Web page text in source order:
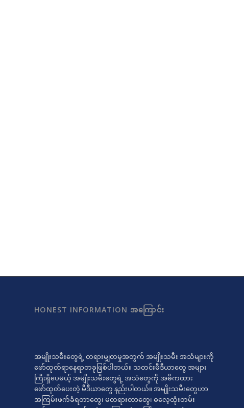
HONEST INFORMATION အကြောင်း
အမျိုးသမီးတွေရဲ့ တရားမျှတမှုအတွက် အမျိုးသမီး အသံများကို
ဖော်ထုတ်ရာနေရာတခုဖြစ်ပါတယ်။ သတင်းမီဒီယာတွေ အများ
ကြီးရှိပေမယ့် အမျိုးသမီးတွေရဲ့ အသံတွေကို အဓိကထား
ဖော်ထုတ်ပေးတဲ့ မီဒီယာတွေ နည်းပါတယ်။ အမျိုးသမီးတွေဟာ
အကြမ်းဖက်ခံရတာတွေ၊ မတရားတာတွေ၊ ဓလေ့ထုံးတမ်း